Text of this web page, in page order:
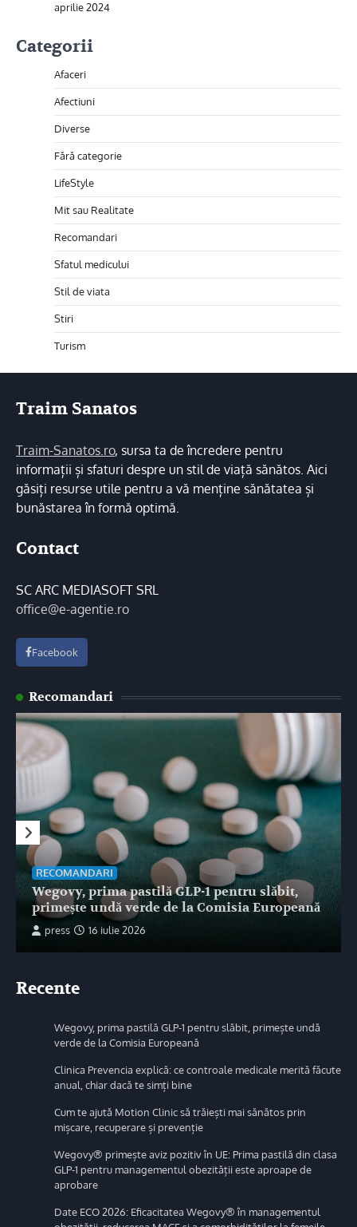
aprilie 2024
Categorii
Afaceri
Afectiuni
Diverse
Fără categorie
LifeStyle
Mit sau Realitate
Recomandari
Sfatul medicului
Stil de viata
Stiri
Turism
Traim Sanatos
Traim-Sanatos.ro, sursa ta de încredere pentru
informații și sfaturi despre un stil de viață sănătos. Aici
găsiți resurse utile pentru a vă menține sănătatea și
bunăstarea în formă optimă.
Contact
SC ARC MEDIASOFT SRL
office@e-agentie.ro
Facebook
Recomandari
RECOMANDARI
Wegovy, prima pastilă GLP-1 pentru slăbit,
primește undă verde de la Comisia Europeană
press 16 iulie 2026
Recente
Wegovy, prima pastilă GLP-1 pentru slăbit, primește undă
verde de la Comisia Europeană
Clinica Prevencia explică: ce controale medicale merită făcute
anual, chiar dacă te simți bine
Cum te ajută Motion Clinic să trăiești mai sănătos prin
mișcare, recuperare și prevenție
Wegovy® primește aviz pozitiv în UE: Prima pastilă din clasa
GLP-1 pentru managementul obezității este aproape de
aprobare
Date ECO 2026: Eficacitatea Wegovy® în managementul